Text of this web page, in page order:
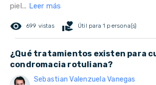
piel... Leer más
remove_red_eye 699 vistas volunteer_activism Útil para 1 persona(s)
¿Qué tratamientos existen para
condromacia rotuliana?
Sebastian Valenzuela Vanegas